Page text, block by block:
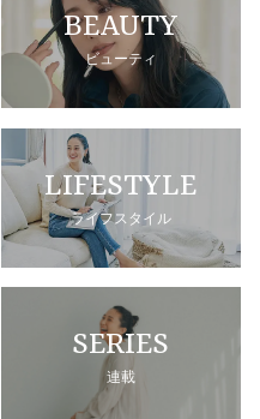
BEAUTY
ビューティ
LIFESTYLE
ライフスタイル
SERIES
連載